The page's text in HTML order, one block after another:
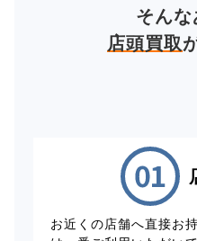
そんな
店頭買取
お近くの店舗へ直接お